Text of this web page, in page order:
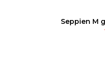
Seppien M